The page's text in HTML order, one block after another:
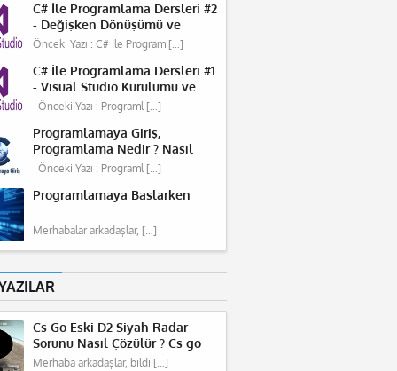
C# İle Programlama Dersleri #2
- Değişken Dönüşümü ve
Hesaplama
Önceki Yazı : C# İle Program […]
C# İle Programlama Dersleri #1
- Visual Studio Kurulumu ve
C#'a Giriş
Önceki Yazı : Programl […]
Programlamaya Giriş,
Programlama Nedir ? Nasıl
Yapılır ?
Önceki Yazı : Programl […]
Programlamaya Başlarken
Merhabalar arkadaşlar, […]
Cs Go Eski D2 Siyah Radar
Sorunu Nasıl Çözülür ? Cs go
Missing Radar
Merhaba arkadaşlar, bildi […]